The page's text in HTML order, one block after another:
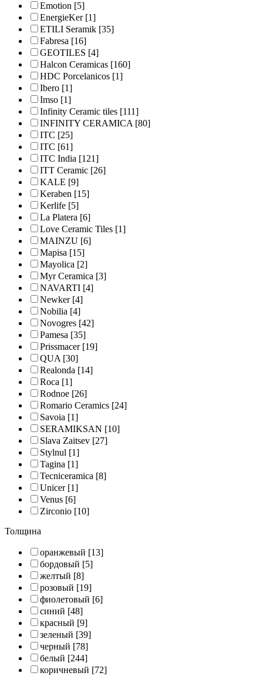
Emotion [5]
EnergieKer[1]
ETILI Seramik [35]
Fabresa [16]
GEOTILES [4]
Halcon Ceramicas [160]
HDC Porcelanicos [1]
Ibero [1]
Imso [1]
Infinity Ceramic tiles [111]
INFINITY CERAMICA[80]
ITC [25]
ITC [61]
ITC India [121]
ITT Ceramic [26]
KALE [9]
Keraben [15]
Kerlife [5]
La Platera [6]
Love Ceramic Tiles [1]
MAINZU [6]
Mapisa [15]
Mayolica [2]
Myr Ceramica [3]
NAVARTI [4]
Newker[4]
Nobilia [4]
Novogres [42]
Pamesa [35]
Prissmacer[19]
QUA[30]
Realonda [14]
Roca [1]
Rodnoe [26]
Romario Ceramics [24]
Savoia [1]
SERAMIKSAN [10]
Slava Zaitsev [27]
Stylnul [1]
Tagina [1]
Tecniceramica [8]
Unicer[1]
Venus [6]
Zirconio [10]
Толщина
оранжевый [13]
бордовый [5]
желтый [8]
розовый [19]
фиолетовый [6]
синий [48]
красный [9]
зеленый [39]
черный [78]
белый [244]
коричневый [72]